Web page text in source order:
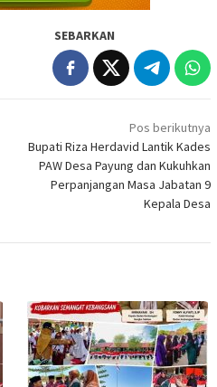
SEBARKAN
Pos berikutnya
Bupati Riza Herdavid Lantik Kades
PAW Desa Payung dan Kukuhkan
Perpanjangan Masa Jabatan 9
Kepala Desa